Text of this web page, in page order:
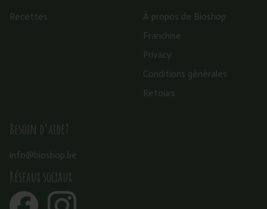
Recettes
À propos de Bioshop
Franchise
Privacy
Conditions générales
Retours
Besoin d’aide?
info@bioshop.be
Réseaux sociaux